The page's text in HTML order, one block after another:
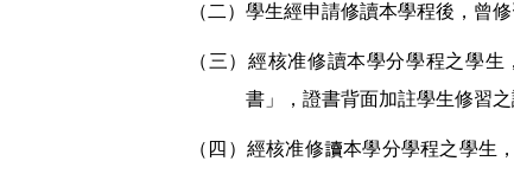
（二）學生經申請修讀本學程後，曾
（三）經核准修讀本學分學程之學
書」，證書背面加註學生修習之
（四）經核准修讀本學分學程之學生